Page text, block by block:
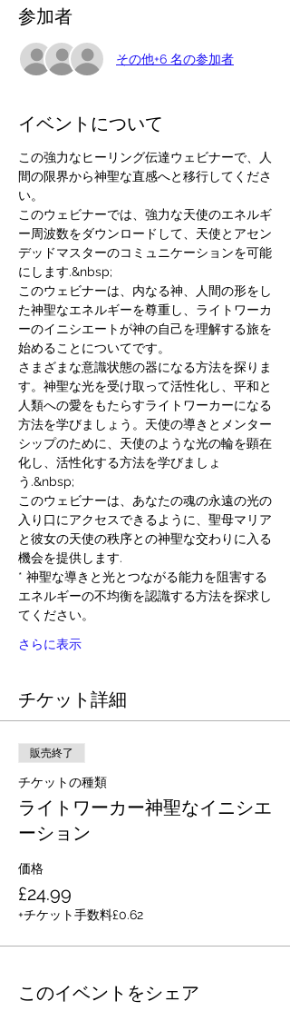
参加者
その他+6 名の参加者
イベントについて
この強力なヒーリング伝達ウェビナーで、人
間の限界から神聖な直感へと移行してくださ
い。
このウェビナーでは、強力な天使のエネルギ
ー周波数をダウンロードして、天使とアセン
デッドマスターのコミュニケーションを可能
にします.&nbsp;
このウェビナーは、内なる神、人間の形をし
た神聖なエネルギーを尊重し、ライトワーカ
ーのイニシエートが神の自己を理解する旅を
始めることについてです。
さまざまな意識状態の器になる方法を探りま
す。神聖な光を受け取って活性化し、平和と
人類への愛をもたらすライトワーカーになる
方法を学びましょう。天使の導きとメンター
シップのために、天使のような光の輪を顕在
化し、活性化する方法を学びましょ
う.&nbsp;
このウェビナーは、あなたの魂の永遠の光の
入り口にアクセスできるように、聖母マリア
と彼女の天使の秩序との神聖な交わりに入る
機会を提供します.
* 神聖な導きと光とつながる能力を阻害する
エネルギーの不均衡を認識する方法を探求し
てください。
さらに表示
チケット詳細
販売終了
チケットの種類
ライトワーカー神聖なイニシエ
ーション
価格
£24.99
+チケット手数料£0.62
このイベントをシェア